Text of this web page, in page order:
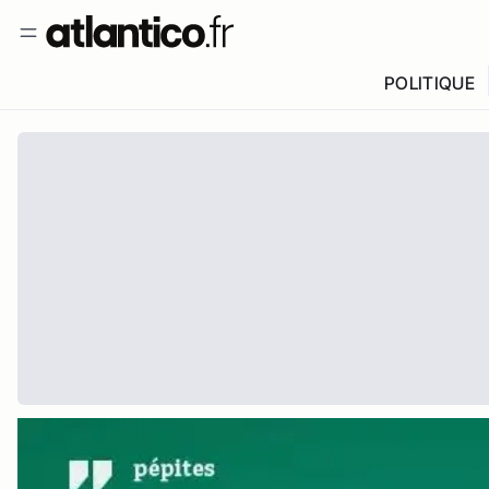
POLITIQUE